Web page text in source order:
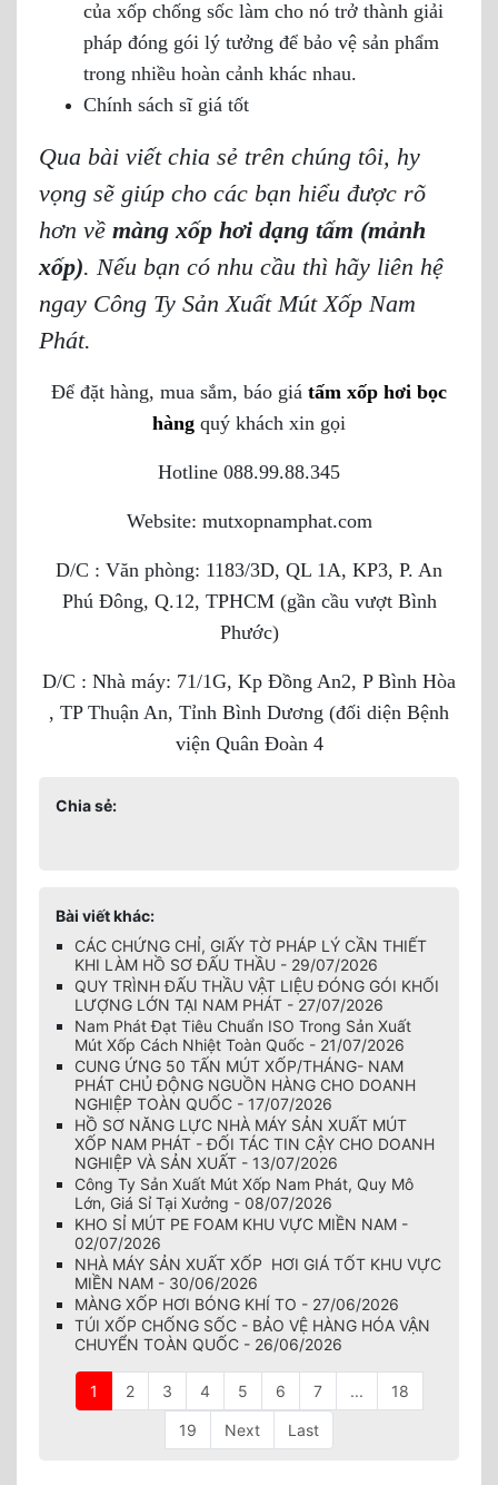
của xốp chống sốc làm cho nó trở thành giải
pháp đóng gói lý tưởng để bảo vệ sản phẩm
trong nhiều hoàn cảnh khác nhau.
Chính sách sĩ giá tốt
Qua bài viết chia sẻ trên chúng tôi, hy
vọng sẽ giúp cho các bạn hiểu được rõ
hơn về màng xốp hơi dạng tấm (mảnh
xốp). Nếu bạn có nhu cầu thì hãy liên hệ
ngay Công Ty Sản Xuất Mút Xốp Nam
Phát.
Để đặt hàng, mua sắm, báo giá tấm xốp hơi bọc
hàng quý khách xin gọi
Hotline 088.99.88.345
Website: mutxopnamphat.com
D/C : Văn phòng: 1183/3D, QL 1A, KP3, P. An
Phú Đông, Q.12, TPHCM (gần cầu vượt Bình
Phước)
D/C : Nhà máy: 71/1G, Kp Đồng An2, P Bình Hòa
, TP Thuận An, Tỉnh Bình Dương (đối diện Bệnh
viện Quân Đoàn 4
Chia sẻ:
Bài viết khác:
CÁC CHỨNG CHỈ, GIẤY TỜ PHÁP LÝ CẦN THIẾT
KHI LÀM HỒ SƠ ĐẤU THẦU - 29/07/2026
QUY TRÌNH ĐẤU THẦU VẬT LIỆU ĐÓNG GÓI KHỐI
LƯỢNG LỚN TẠI NAM PHÁT - 27/07/2026
Nam Phát Đạt Tiêu Chuẩn ISO Trong Sản Xuất
Mút Xốp Cách Nhiệt Toàn Quốc - 21/07/2026
CUNG ỨNG 50 TẤN MÚT XỐP/THÁNG- NAM
PHÁT CHỦ ĐỘNG NGUỒN HÀNG CHO DOANH
NGHIỆP TOÀN QUỐC - 17/07/2026
HỒ SƠ NĂNG LỰC NHÀ MÁY SẢN XUẤT MÚT
XỐP NAM PHÁT - ĐỐI TÁC TIN CẬY CHO DOANH
NGHIỆP VÀ SẢN XUẤT - 13/07/2026
Công Ty Sản Xuất Mút Xốp Nam Phát, Quy Mô
Lớn, Giá Sỉ Tại Xưởng - 08/07/2026
KHO SỈ MÚT PE FOAM KHU VỰC MIỀN NAM -
02/07/2026
NHÀ MÁY SẢN XUẤT XỐP HƠI GIÁ TỐT KHU VỰC
MIỀN NAM - 30/06/2026
MÀNG XỐP HƠI BÓNG KHÍ TO - 27/06/2026
TÚI XỐP CHỐNG SỐC - BẢO VỆ HÀNG HÓA VẬN
CHUYỂN TOÀN QUỐC - 26/06/2026
1 2 3 4 5 6 7 ... 18
19 Next Last